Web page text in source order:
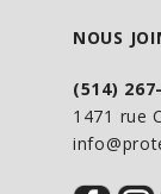
Glucides
Sucres
Inclut 0g
NOUS
(514)
1471 rue